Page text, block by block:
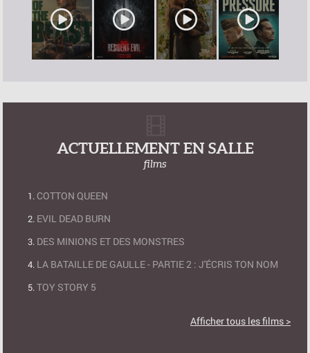
ACTUELLEMENT EN SALLE
films
COTTON QUEEN
EVIL DEAD BURN
DES MINIONS ET DES MONSTRES
LA BATAILLE DE GAULLE - PARTIE 2 : J'ÉCRIS TON NOM
TOY STORY 5
Afficher tous les films >